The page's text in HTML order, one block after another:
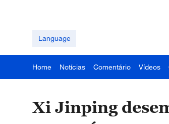
Language
Home Notícias Comentário Vídeos
Xi Jinping